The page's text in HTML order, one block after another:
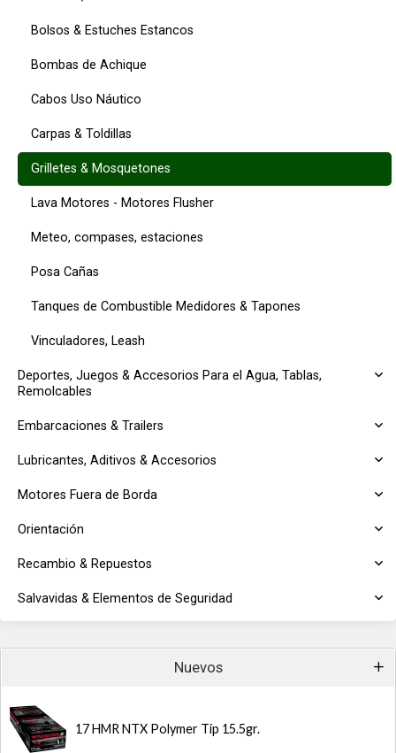
Bolsos & Estuches Estancos
Bombas de Achique
Cabos Uso Náutico
Carpas & Toldillas
Grilletes & Mosquetones
Lava Motores - Motores Flusher
Meteo, compases, estaciones
Posa Cañas
Tanques de Combustible Medidores & Tapones
Vinculadores, Leash
Deportes, Juegos & Accesorios Para el Agua, Tablas,
Remolcables
Embarcaciones & Trailers
Lubricantes, Aditivos & Accesorios
Motores Fuera de Borda
Orientación
Recambio & Repuestos
Salvavidas & Elementos de Seguridad
Nuevos
17 HMR NTX Polymer Tip 15.5gr.